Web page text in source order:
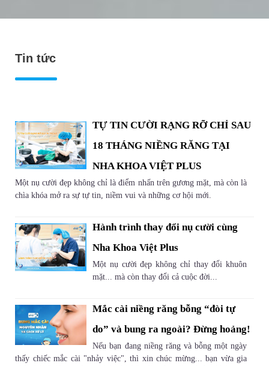
Tin tức
TỰ TIN CƯỜI RẠNG RỠ CHỈ SAU
18 THÁNG NIỀNG RĂNG TẠI
NHA KHOA VIỆT PLUS
Một nụ cười đẹp không chỉ là điểm nhấn trên gương mặt, mà còn là
chìa khóa mở ra sự tự tin, niềm vui và những cơ hội mới.
Hành trình thay đổi nụ cười cùng
Nha Khoa Việt Plus
Một nụ cười đẹp không chỉ thay đổi khuôn
mặt... mà còn thay đổi cả cuộc đời...
Mắc cài niềng răng bỗng “đòi tự
do” và bung ra ngoài? Đừng hoảng!
Nếu bạn đang niềng răng và bỗng một ngày
thấy chiếc mắc cài "nhảy việc", thì xin chúc mừng... bạn vừa gia